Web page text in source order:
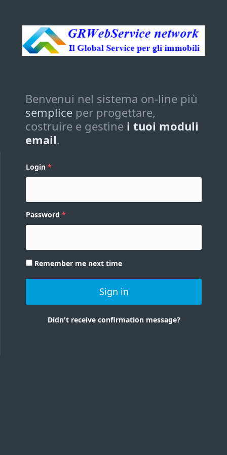
Benvenui nel sistema on-line più
semplice per progettare,
costruire e gestine i tuoi moduli
email.
Login
Password
Remember me next time
Sign in
Didn't receive confirmation message?